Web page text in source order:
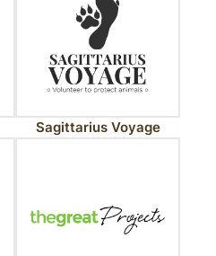
Sagittarius Voyage